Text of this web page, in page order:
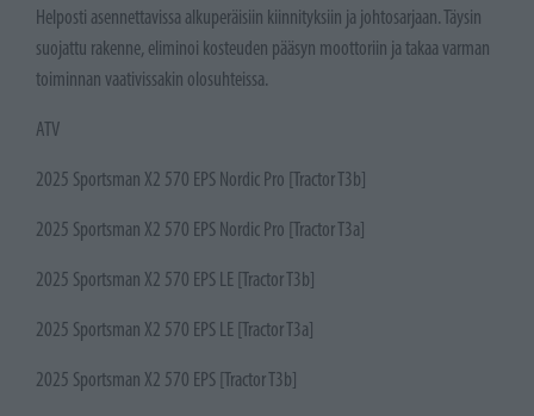
Helposti asennettavissa alkuperäisiin kiinnityksiin ja johtosarjaan. Täysin
suojattu rakenne, eliminoi kosteuden pääsyn moottoriin ja takaa varman
toiminnan vaativissakin olosuhteissa.
ATV
2025 Sportsman X2 570 EPS Nordic Pro [Tractor T3b]
2025 Sportsman X2 570 EPS Nordic Pro [Tractor T3a]
2025 Sportsman X2 570 EPS LE [Tractor T3b]
2025 Sportsman X2 570 EPS LE [Tractor T3a]
2025 Sportsman X2 570 EPS [Tractor T3b]